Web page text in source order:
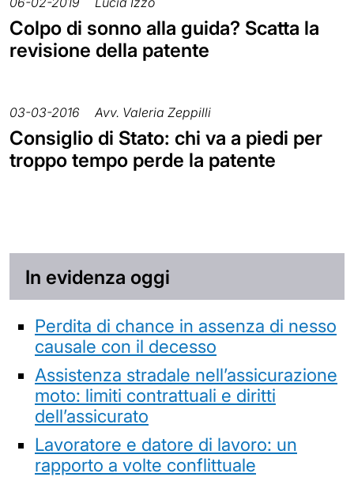
Colpo di sonno alla guida? Scatta la
revisione della patente
03-03-2016 Avv. Valeria Zeppilli
Consiglio di Stato: chi va a piedi per
troppo tempo perde la patente
In evidenza oggi
Perdita di chance in assenza di nesso
causale con il decesso
Assistenza stradale nell’assicurazione
moto: limiti contrattuali e diritti
dell’assicurato
Lavoratore e datore di lavoro: un
rapporto a volte conflittuale